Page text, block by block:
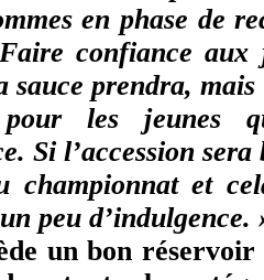
en phase de
confiance aux
sauce prendra,
pour les jeunes
Si l’accession
championnat et
peu d’indulgence.
un bon